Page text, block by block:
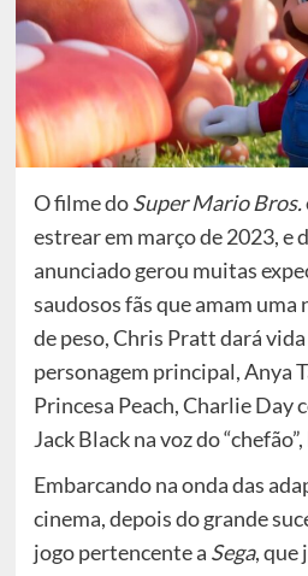
O filme doSuper Mario Bros.
estrear em março de 2023, e
anunciado gerou muitas
saudosos fãs que amam uma
de peso, Chris Pratt dará
personagem principal, Anya
Princesa Peach, Charlie Day
Jack Black na voz do
Embarcando na onda das
cinema, depois do grande
jogo pertencente a Sega, que